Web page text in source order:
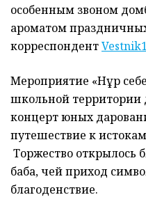
особенным звоном
ароматом
корреспондент
Мероприятие «Нұр
школьной территории
концерт юных
путешествие к
Торжество открылось
баба, чей приход
благоденствие.